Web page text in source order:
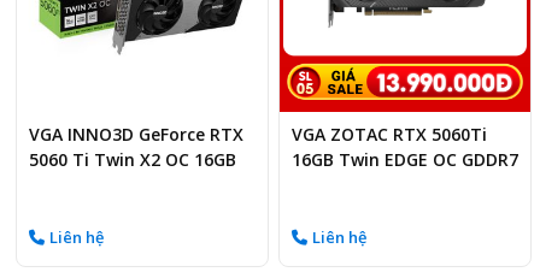
VGA INNO3D GeForce RTX
5060 Ti Twin X2 OC 16GB
Liên hệ
VGA ZOTAC RTX 5060Ti
16GB Twin EDGE OC GDDR7
Liên hệ